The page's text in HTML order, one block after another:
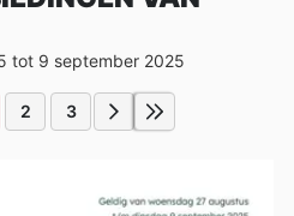
tot 9 september 2025
2 3